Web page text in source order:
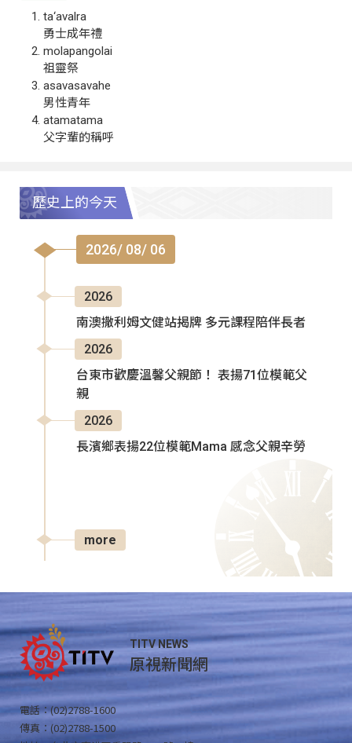
ta‘avalra
勇士成年禮
molapangolai
祖靈祭
asavasavahe
男性青年
atamatama
父字輩的稱呼
歷史上的今天
2026/ 08/ 06
2026
南澳撒利姆文健站揭牌 多元課程陪伴長者
2026
台東市歡慶溫馨父親節！ 表揚71位模範父
親
2026
長濱鄉表揚22位模範Mama 感念父親辛勞
more
TITV NEWS
原視新聞網
電話：(02)2788-1600
傳真：(02)2788-1500